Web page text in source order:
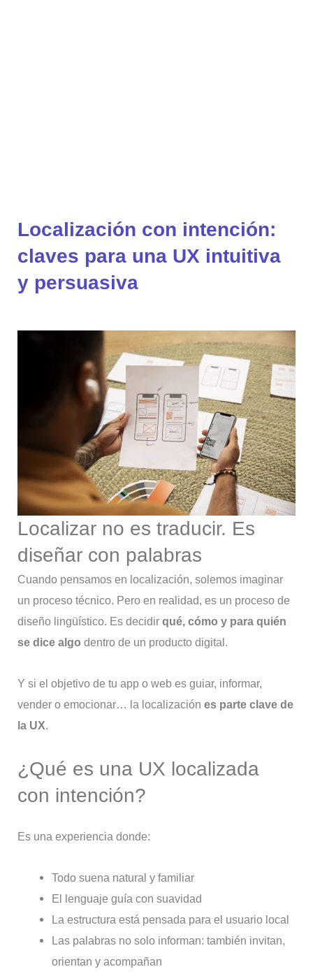
Localización con intención:
claves para una UX intuitiva
y persuasiva
Localizar no es traducir. Es
diseñar con palabras
Cuando pensamos en localización, solemos imaginar
un proceso técnico. Pero en realidad, es un proceso de
diseño lingüístico. Es decidir qué, cómo y para quién
se dice algo dentro de un producto digital.
Y si el objetivo de tu app o web es guiar, informar,
vender o emocionar… la localización es parte clave de
la UX.
¿Qué es una UX localizada
con intención?
Es una experiencia donde:
Todo suena natural y familiar
El lenguaje guía con suavidad
La estructura está pensada para el usuario local
Las palabras no solo informan: también invitan,
orientan y acompañan